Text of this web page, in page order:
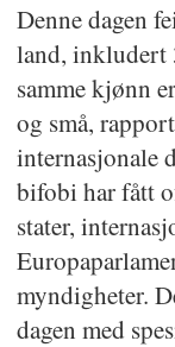
Denne dagen
land, inkludert
samme kjønn
og små,
internasjonale
bifobi har fått
stater,
myndigheter.
dagen med